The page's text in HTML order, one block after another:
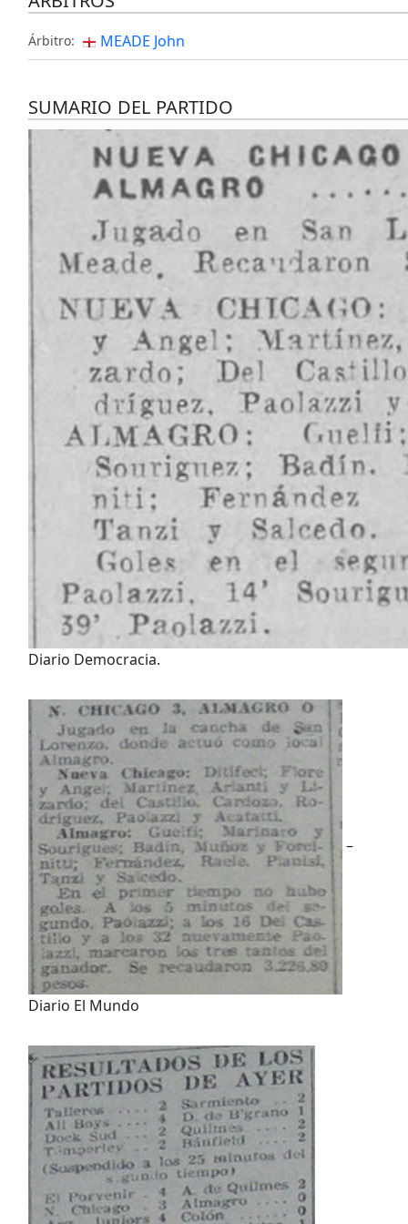
Árbitro: MEADE John
SUMARIO DEL PARTIDO
Diario Democracia.
–
Diario El Mundo